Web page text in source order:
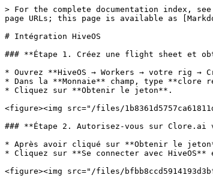
> For the complete documentation index,
page URLs; this page is available as
# Intégration HiveOS
### **Étape 1. Créez une flight sheet et
* Ouvrez **HiveOS → Workers → votre rig →
* Dans la **Monnaie** champ, type
* Cliquez sur **Obtenir le jeton**.
<figure><img src="/files/
### **Étape 2. Autorisez-vous sur Clore.ai
* Après avoir cliqué sur **Obtenir le
* Cliquez sur **Se connecter avec HiveOS**
<figure><img src="/files/